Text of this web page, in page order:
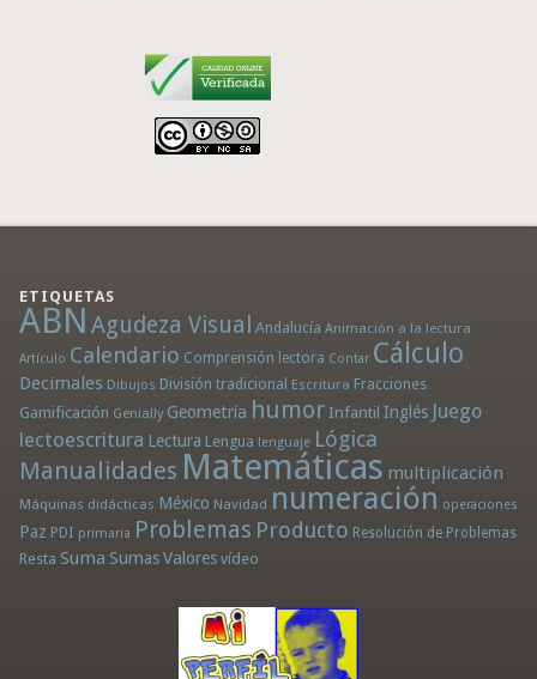
ETIQUETAS
ABN Agudeza Visual Andalucía Animación a la lectura
Artículo Calendario Comprensión lectora Contar Cálculo
Decimales Dibujos División tradicional Escritura Fracciones
Gamificación Genially Geometría humor Infantil Inglés Juego
lectoescritura Lectura Lengua lenguaje Lógica
Manualidades Matemáticas multiplicación
Máquinas didácticas México Navidad numeración operaciones
Paz PDI primaria Problemas Producto Resolución de Problemas
Resta Suma Sumas Valores vídeo